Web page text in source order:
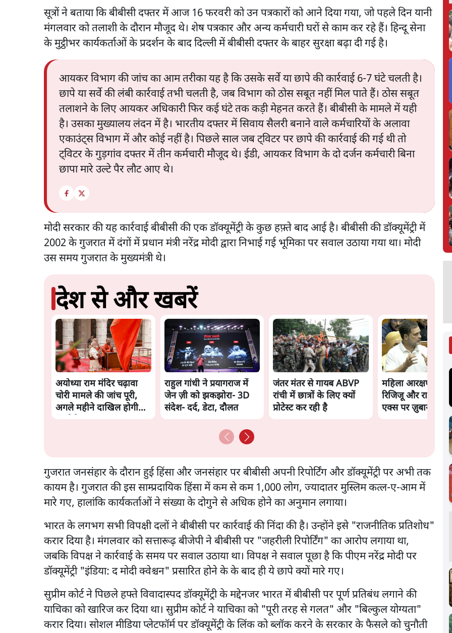
सूत्रों ने बताया कि बीबीसी दफ्तर में आज 16 फरवरी को उन पत्रकारों को आने दिया गया, जो पहले दिन यानी
मंगलवार को तलाशी के दौरान मौजूद थे। शेष पत्रकार और अन्य कर्मचारी घरों से काम कर रहे हैं। हिन्दू सेना
के मुट्ठीभर कार्यकर्ताओं के प्रदर्शन के बाद दिल्ली में बीबीसी दफ्तर के बाहर सुरक्षा बढ़ा दी गई है।
आयकर विभाग की जांच का आम तरीका यह है कि उसके सर्वे या छापे की कार्रवाई 6-7 घंटे चलती है।
छापे या सर्वे की लंबी कार्रवाई तभी चलती है, जब विभाग को ठोस सबूत नहीं मिल पाते हैं। ठोस सबूत
तलाशने के लिए आयकर अधिकारी फिर कई घंटे तक कड़ी मेहनत करते हैं। बीबीसी के मामले में यही
है। उसका मुख्यालय लंदन में है। भारतीय दफ्तर में सिवाय सैलरी बनाने वाले कर्मचारियों के अलावा
एकाउंट्स विभाग में और कोई नहीं है। पिछले साल जब ट्विटर पर छापे की कार्रवाई की गई थी तो
ट्विटर के गुड़गांव दफ्तर में तीन कर्मचारी मौजूद थे। ईडी, आयकर विभाग के दो दर्जन कर्मचारी बिना
छापा मारे उल्टे पैर लौट आए थे।
मोदी सरकार की यह कार्रवाई बीबीसी की एक डॉक्यूमेंट्री के कुछ हफ़्ते बाद आई है। बीबीसी की डॉक्यूमेंट्री में
2002 के गुजरात में दंगों में प्रधान मंत्री नरेंद्र मोदी द्वारा निभाई गई भूमिका पर सवाल उठाया गया था। मोदी
उस समय गुजरात के मुख्यमंत्री थे।
देश से और खबरें
अयोध्या राम मंदिर चढ़ावा
चोरी मामले की जांच पूरी,
अगले महीने दाखिल होगी
राहुल गांधी ने प्रयागराज में
जेन ज़ी को झकझोरा- 3D
संदेश- दर्द, डेटा, दौलत
जंतर मंतर से गायब ABVP
रांची में छात्रों के लिए क्यों
प्रोटेस्ट कर रही है
महिला आरक्षण
रिजिजू और राहुल
एक्स पर ज़ुबानी जंग
गुजरात जनसंहार के दौरान हुई हिंसा और जनसंहार पर बीबीसी अपनी रिपोर्टिंग और डॉक्यूमेंट्री पर अभी तक
कायम है। गुजरात की इस साम्प्रदायिक हिंसा में कम से कम 1,000 लोग, ज्यादातर मुस्लिम कत्ल-ए-आम में
मारे गए, हालांकि कार्यकर्ताओं ने संख्या के दोगुने से अधिक होने का अनुमान लगाया।
भारत के लगभग सभी विपक्षी दलों ने बीबीसी पर कार्रवाई की निंदा की है। उन्होंने इसे "राजनीतिक प्रतिशोध"
करार दिया है। मंगलवार को सत्तारूढ़ बीजेपी ने बीबीसी पर "जहरीली रिपोर्टिंग" का आरोप लगाया था,
जबकि विपक्ष ने कार्रवाई के समय पर सवाल उठाया था। विपक्ष ने सवाल पूछा है कि पीएम नरेंद्र मोदी पर
डॉक्यूमेंट्री "इंडिया: द मोदी क्वेश्चन" प्रसारित होने के के बाद ही ये छापे क्यों मारे गए।
सुप्रीम कोर्ट ने पिछले हफ्ते विवादास्पद डॉक्यूमेंट्री के मद्देनजर भारत में बीबीसी पर पूर्ण प्रतिबंध लगाने की
याचिका को खारिज कर दिया था। सुप्रीम कोर्ट ने याचिका को "पूरी तरह से गलत" और "बिल्कुल योग्यता"
करार दिया। सोशल मीडिया प्लेटफॉर्म पर डॉक्यूमेंट्री के लिंक को ब्लॉक करने के सरकार के फैसले को चुनौती